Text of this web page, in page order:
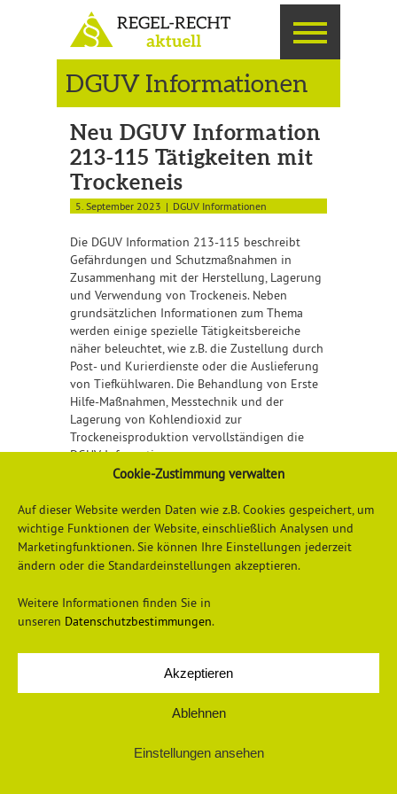
Cookie-Zustimmung verwalten
Auf dieser Website werden Daten wie z.B. Cookies gespeichert, um
wichtige Funktionen der Website, einschließlich Analysen und
Marketingfunktionen. Sie können Ihre Einstellungen jederzeit
ändern oder die Standardeinstellungen akzeptieren.
Weitere Informationen finden Sie in
unseren Datenschutzbestimmungen.
Akzeptieren
Ablehnen
Einstellungen ansehen
DGUV Informationen
Neu DGUV Information
213-115 Tätigkeiten mit
Trockeneis
5. September 2023 DGUV Informationen
Die DGUV Information 213-115 beschreibt
Gefährdungen und Schutzmaßnahmen in
Zusammenhang mit der Herstellung, Lagerung
und Verwendung von Trockeneis. Neben
grundsätzlichen Informationen zum Thema
werden einige spezielle Tätigkeitsbereiche
näher beleuchtet, wie z.B. die Zustellung durch
Post- und Kurierdienste oder die Auslieferung
von Tiefkühlwaren. Die Behandlung von Erste
Hilfe-Maßnahmen, Messtechnik und der
Lagerung von Kohlendioxid zur
Trockeneisproduktion vervollständigen die
DGUV Information.
Datenschutzerklärung Impressum
© 2026 Universum Verlag